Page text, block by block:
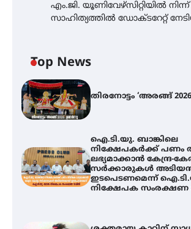
എം.ജി. യൂണിവേഴ്‌സിറ്റിയിൽ
സാഹിത്യത്തിൽ ഡോക്ടറേറ്റ്
Top News
തിരനോട്ടം ‘അരങ്ങ്
ഐ.ടി.യു. ബാങ്കിലെ
നിക്ഷേപകർക്ക് പണം
ലഭ്യമാക്കാൻ കേന്ദ്ര-
സർക്കാരുകൾ
ഇടപെടണമെന്ന്
നിക്ഷേപക സംരക്ഷണ